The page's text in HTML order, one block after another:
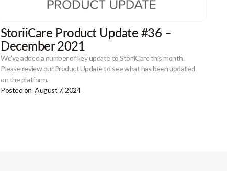
StoriiCare Product Update #36 –
December 2021
We've added a number of key update to StoriiCare this month.
Please review our Product Update to see what has been updated
on the platform.
Posted on August 7, 2024